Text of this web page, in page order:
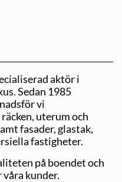
aktör i
Sedan 1985
vi
uterum och
fasader, glastak,
fastigheter.
på boendet och
kunder.